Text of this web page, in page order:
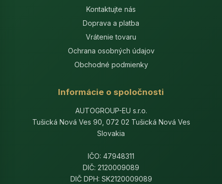
Kontaktujte nás
Doprava a platba
Vrátenie tovaru
Ochrana osobných údajov
Obchodné podmienky
Informácie o spoločnosti
AUTOGROUP-EU s.r.o.
Tušická Nová Ves 90, 072 02 Tušická Nová Ves
Slovakia
IČO: 47948311
DIČ: 2120009089
DIČ DPH: SK2120009089